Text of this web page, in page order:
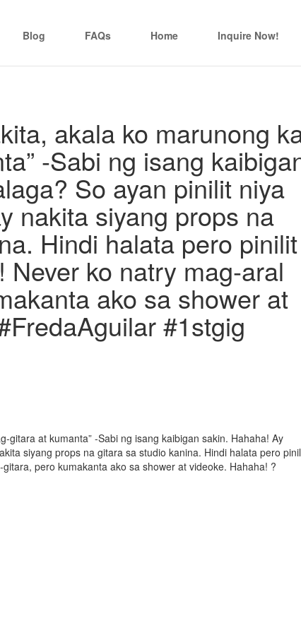
Blog FAQs Home Inquire Now!
akala ko marunong
-Sabi ng isang
So ayan pinilit niya
nakita siyang props na
Hindi halata pero pinilit
Never ko natry mag-aral
ako sa shower at
#1stgig
gitara at kumanta” -Sabi ng isang kaibigan sakin. Hahaha! Ay
siyang props na gitara sa studio kanina. Hindi halata pero
pero kumakanta ako sa shower at videoke. Hahaha! ?